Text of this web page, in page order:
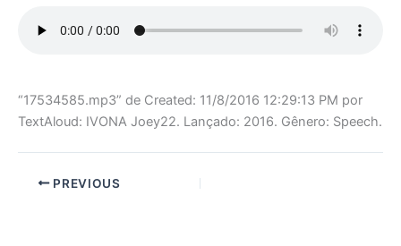
“17534585.mp3” de Created: 11/8/2016 12:29:13 PM por
TextAloud: IVONA Joey22. Lançado: 2016. Gênero: Speech.
PREVIOUS